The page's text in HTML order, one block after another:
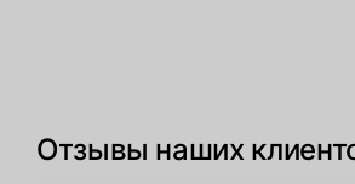
Отзывы наших